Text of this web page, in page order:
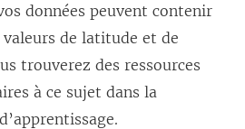
données peuvent contenir
de latitude et de
trouverez des ressources
à ce sujet dans la